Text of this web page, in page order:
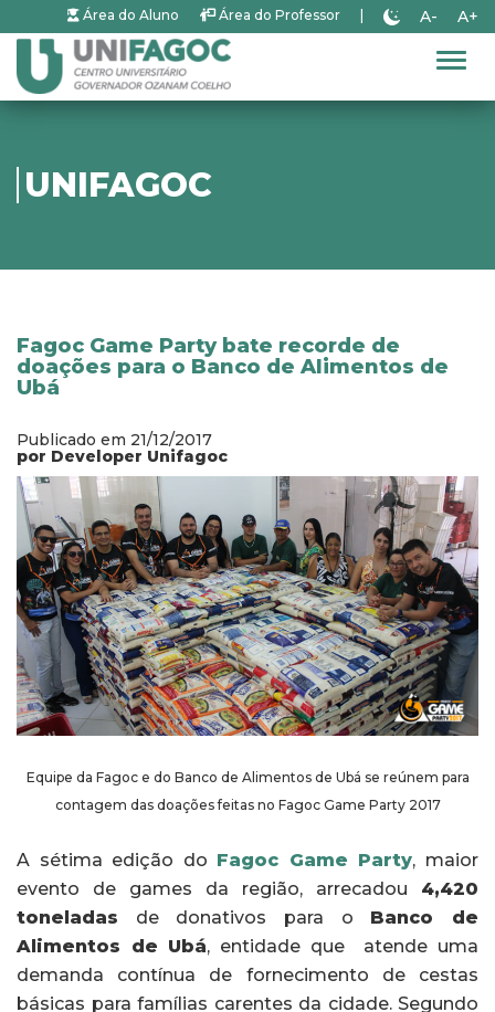
Área do Aluno Área do Professor A- A+
UNIFAGOC
Fagoc Game Party bate recorde de
doações para o Banco de Alimentos de
Ubá
Publicado em 21/12/2017
por Developer Unifagoc
Equipe da Fagoc e do Banco de Alimentos de Ubá se reúnem para
contagem das doações feitas no Fagoc Game Party 2017
A sétima edição do Fagoc Game Party, maior
evento de games da região, arrecadou 4,420
toneladas de donativos para o Banco de
Alimentos de Ubá, entidade que atende uma
demanda contínua de fornecimento de cestas
básicas para famílias carentes da cidade. Segundo